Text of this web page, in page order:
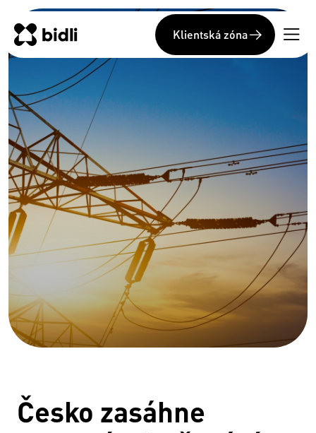
Klientská zóna
Česko zasáhne